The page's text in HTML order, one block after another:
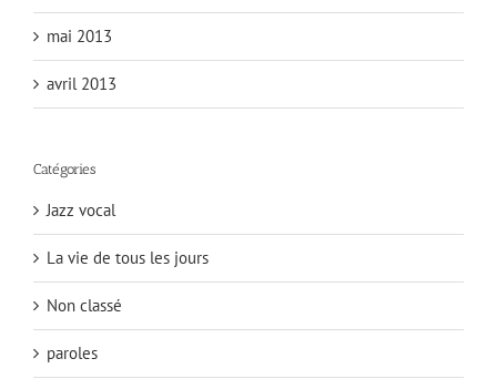
mai 2013
avril 2013
Catégories
Jazz vocal
La vie de tous les jours
Non classé
paroles